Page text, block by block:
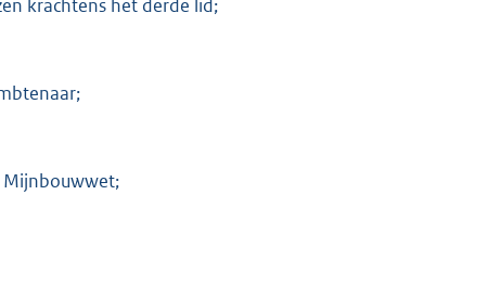
krachtens het derde lid;
Mijnbouwwet;